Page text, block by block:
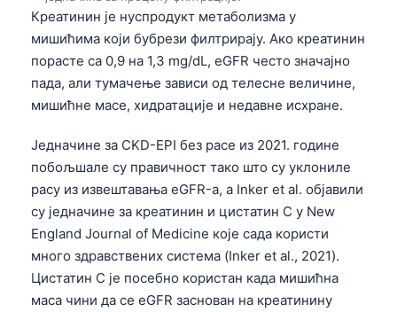
Креатинин је нуспродукт метаболизма у
мишићима који бубрези филтрирају. Ако креатинин
порасте са 0,9 на 1,3 mg/dL, eGFR често значајно
пада, али тумачење зависи од телесне величине,
мишићне масе, хидратације и недавне исхране.
Једначине за CKD-EPI без расе из 2021. године
побољшале су правичност тако што су уклониле
расу из извештавања eGFR-а, а Inker et al. објавили
су једначине за креатинин и цистатин C у New
England Journal of Medicine које сада користи
много здравствених система (Inker et al., 2021).
Цистатин C је посебно користан када мишићна
маса чини да се eGFR заснован на креатинину